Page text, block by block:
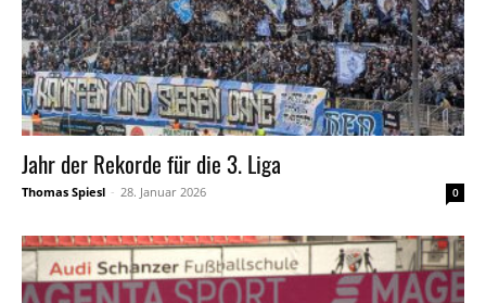
Jahr der Rekorde für die 3. Liga
Thomas Spiesl - 28. Januar 2026 0